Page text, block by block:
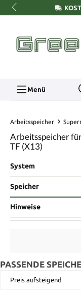
Menü
Arbeitsspeicher
Arbeitsspeicher
TF (X13)
System
Speicher
Hinweise
PASSENDE